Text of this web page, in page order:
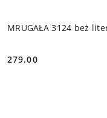
MRUGAŁA 3124 beż
Cena:
279.00